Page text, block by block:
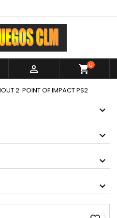
 shopping_cart0
2: POINT OF IMPACT PS2